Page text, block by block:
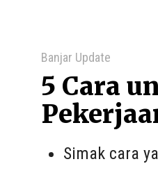
Banjar Update
5 Cara
Simak cara